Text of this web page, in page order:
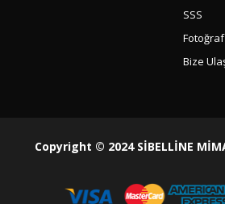
SSS
Bize
Copyright © 2024 SİBELLİNE